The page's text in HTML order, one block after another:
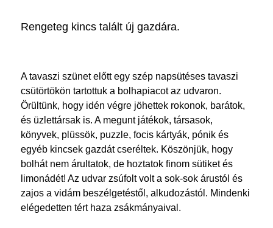
Rengeteg kincs talált új gazdára.
A tavaszi szünet előtt egy szép napsütéses tavaszi
csütörtökön tartottuk a bolhapiacot az udvaron.
Örültünk, hogy idén végre jöhettek rokonok, barátok,
és üzlettársak is. A megunt játékok, társasok,
könyvek, plüssök, puzzle, focis kártyák, pónik és
egyéb kincsek gazdát cseréltek. Köszönjük, hogy
bolhát nem árultatok, de hoztatok finom sütiket és
limonádét! Az udvar zsúfolt volt a sok-sok árustól és
zajos a vidám beszélgetéstől, alkudozástól. Mindenki
elégedetten tért haza zsákmányaival.